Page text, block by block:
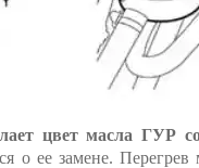
цвет масла ГУР
о ее замене. Перегрев